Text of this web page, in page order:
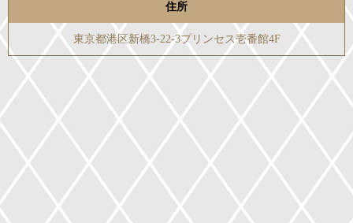
住所
東京都港区新橋3-22-3プリンセス壱番館4F